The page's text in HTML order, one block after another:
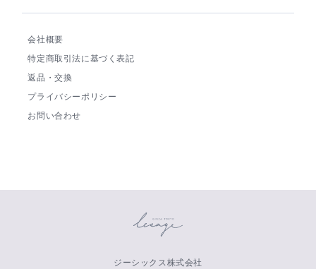
会社概要
特定商取引法に基づく表記
返品・交換
プライバシーポリシー
お問い合わせ
ジーシックス株式会社